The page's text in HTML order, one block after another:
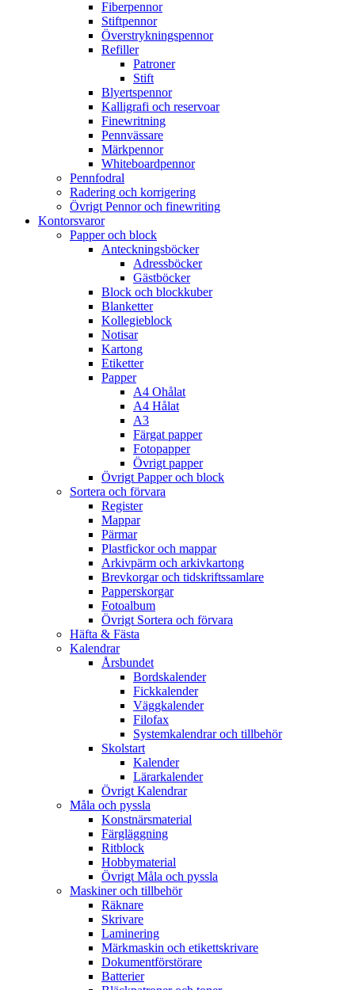
Fiberpennor
Stiftpennor
Överstrykningspennor
Refiller
Patroner
Stift
Blyertspennor
Kalligrafi och reservoar
Finewritning
Pennvässare
Märkpennor
Whiteboardpennor
Pennfodral
Radering och korrigering
Övrigt Pennor och finewriting
Kontorsvaror
Papper och block
Anteckningsböcker
Adressböcker
Gästböcker
Block och blockkuber
Blanketter
Kollegieblock
Notisar
Kartong
Etiketter
Papper
A4 Ohålat
A4 Hålat
A3
Färgat papper
Fotopapper
Övrigt papper
Övrigt Papper och block
Sortera och förvara
Register
Mappar
Pärmar
Plastfickor och mappar
Arkivpärm och arkivkartong
Brevkorgar och tidskriftssamlare
Papperskorgar
Fotoalbum
Övrigt Sortera och förvara
Häfta & Fästa
Kalendrar
Årsbundet
Bordskalender
Fickkalender
Väggkalender
Filofax
Systemkalendrar och tillbehör
Skolstart
Kalender
Lärarkalender
Övrigt Kalendrar
Måla och pyssla
Konstnärsmaterial
Färgläggning
Ritblock
Hobbymaterial
Övrigt Måla och pyssla
Maskiner och tillbehör
Räknare
Skrivare
Laminering
Märkmaskin och etikettskrivare
Dokumentförstörare
Batterier